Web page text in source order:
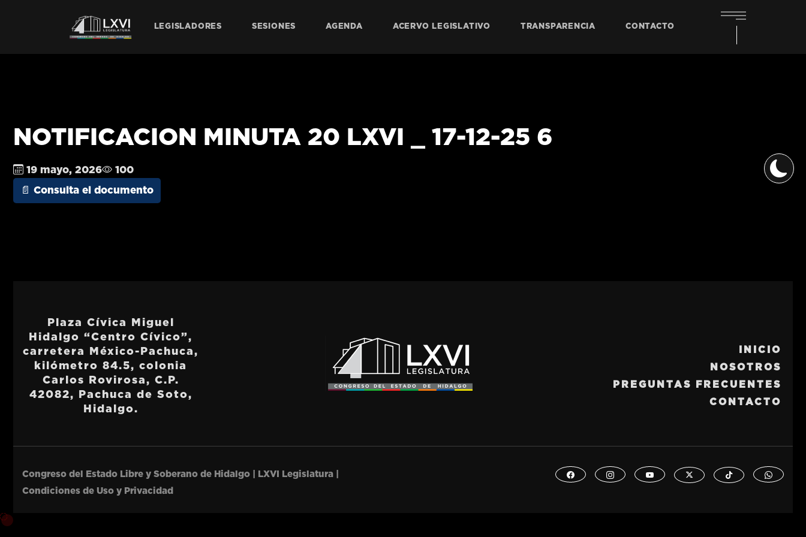
LEGISLADORES SESIONES AGENDA ACERVO LEGISLATIVO TRANSPARENCIA CONTACTO
NOTIFICACION MINUTA 20 LXVI _ 17-12-25 6
19 mayo, 2026
100
📄 Consulta el documento
Plaza Cívica Miguel
Hidalgo “Centro Cívico”,
carretera México-Pachuca,
kilómetro 84.5, colonia
Carlos Rovirosa, C.P.
42082, Pachuca de Soto,
Hidalgo.
INICIO
NOSOTROS
PREGUNTAS FRECUENTES
CONTACTO
Congreso del Estado Libre y Soberano de Hidalgo | LXVI Legislatura |
Condiciones de Uso y Privacidad